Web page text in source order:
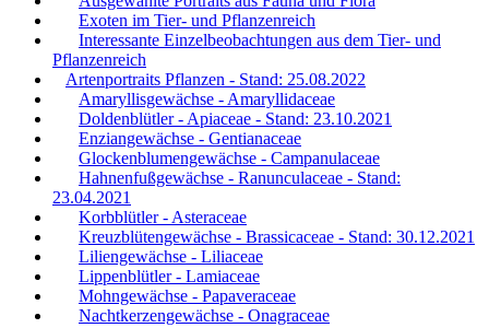
Exoten im Tier- und Pflanzenreich
Interessante Einzelbeobachtungen aus dem Tier- und
Pflanzenreich
Artenportraits Pflanzen - Stand: 25.08.2022
Amaryllisgewächse - Amaryllidaceae
Doldenblütler - Apiaceae - Stand: 23.10.2021
Enziangewächse - Gentianaceae
Glockenblumengewächse - Campanulaceae
Hahnenfußgewächse - Ranunculaceae - Stand:
23.04.2021
Korbblütler - Asteraceae
Kreuzblütengewächse - Brassicaceae - Stand: 30.12.2021
Liliengewächse - Liliaceae
Lippenblütler - Lamiaceae
Mohngewächse - Papaveraceae
Nachtkerzengewächse - Onagraceae